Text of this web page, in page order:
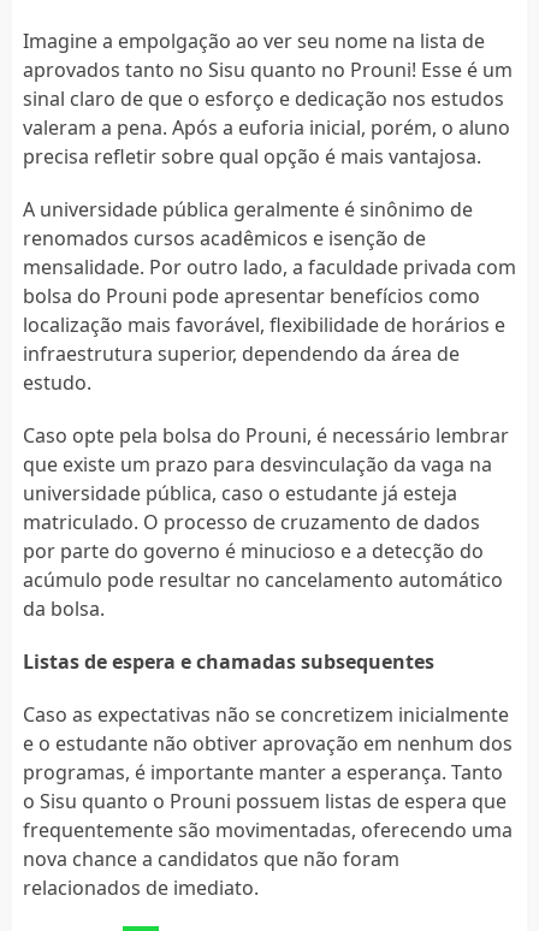
Imagine a empolgação ao ver seu nome na lista de
aprovados tanto no Sisu quanto no Prouni! Esse é um
sinal claro de que o esforço e dedicação nos estudos
valeram a pena. Após a euforia inicial, porém, o aluno
precisa refletir sobre qual opção é mais vantajosa.
A universidade pública geralmente é sinônimo de
renomados cursos acadêmicos e isenção de
mensalidade. Por outro lado, a faculdade privada com
bolsa do Prouni pode apresentar benefícios como
localização mais favorável, flexibilidade de horários e
infraestrutura superior, dependendo da área de
estudo.
Caso opte pela bolsa do Prouni, é necessário lembrar
que existe um prazo para desvinculação da vaga na
universidade pública, caso o estudante já esteja
matriculado. O processo de cruzamento de dados
por parte do governo é minucioso e a detecção do
acúmulo pode resultar no cancelamento automático
da bolsa.
Listas de espera e chamadas subsequentes
Caso as expectativas não se concretizem inicialmente
e o estudante não obtiver aprovação em nenhum dos
programas, é importante manter a esperança. Tanto
o Sisu quanto o Prouni possuem listas de espera que
frequentemente são movimentadas, oferecendo uma
nova chance a candidatos que não foram
relacionados de imediato.